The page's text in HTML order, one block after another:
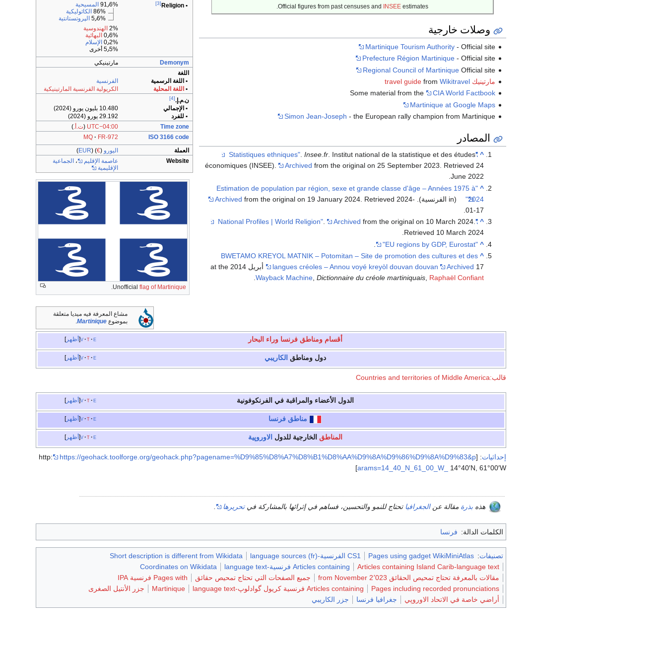
• Religion
[3] 91٫6% المسيحية
86% الكاثوليكية
5٫6% الپروتستانتية
2% الهندوسية
0٫6% البهائية
0٫2% الإسلام
5٫5% أخرى
Demonym
مارتينيكي
اللغة
• اللغة الرسمية
الفرنسية
• اللغة المحلية
الكريولية الفرنسية المارتينيكية
ن.م.إ.[4]
• الإجمالي
10.480 بليون يورو (2024)
• للفرد
29.192 يورو (2024)
Time zone
UTC−04:00
(ت.أ.)
ISO 3166 code
MQ
FR-972
العملة
اليورو (
€
) (
EUR
)
Website
عاصمة الإقليم ، الجماعية
الإقليمية
Official figures from past censuses and INSEE estimates.
وصلات خارجية
Unofficial flag of Martinique
.
مشاع المعرفة فيه ميديا متعلقة
بموضوعMartinique
Martinique Tourism Authority- Official site
Prefecture Région Martinique- Official site
Regional Council of MartiniqueOfficial site
مارتينيك travel guide
from Wikitravel
Some material from the
CIA World Factbook
Martinique at Google Maps
Simon Jean-Joseph - the European rally champion from Martinique
المصادر
^
"Statistiques ethniques"
.Insee.fr. Institut national de la statistique et des études
économiques (INSEE).
Archived from the original on 25 September 2023. Retrieved24
June 2022
.
^
"Estimation de population par région, sexe et grande classe d'âge – Années 1975 à
2024"
(in الفرنسية). Archived from the original on 19 January 2024 . Retrieved 2024-
01-17
.
^
"National Profiles | World Religion"
Archived from the original on 10 March 2024 .
Retrieved 10 March 2024
^
"EU regions by GDP, Eurostat"
^
BWETAMO KREYOL MATNIK – Potomitan – Site de promotion des cultures et des
langues créoles – Annou voyé kreyòl douvan douvan
Archived 17 أبريل 2014 at the
Wayback Machine ,Dictionnaire du créole martiniquais Raphaël Confiant
.
أظهر v t e أقسام ومناطق فرنسا وراء البحار
أظهر v t e دول ومناطق الكاريبي
قالب:Countries and territories of Middle America
أظهر v t e الدول الأعضاء والمراقبة في الفرنكوفونية
أظهر v t e مناطق فرنسا
أظهر v t e المناطق الخارجية للدول الاوروپية
إحداثيات:
[http:
https://geohack.toolforge.org/geohack.php?pagename=%D9%85%D8%A7%D8%B1%D8%AA%D9%8A%D9%86%D9%8A%D9%83&p
arams=14_40_N_61_00_W_
14°40′N, 61°00′W
]
هذه بذرة مقالة عنالجغرافيا تحتاج للنمو والتحسين، فساهم في إثرائها بالمشاركة فيتحريرها
الكلمات الدالة: فرنسا
تصنيفات:
Pages using gadget WikiMiniAtlas CS1 الفرنسية-language sources (fr)
Short description is different from Wikidata
Articles containing Island Carib-language text
Articles containing فرنسية-language text
Coordinates on Wikidata
مقالات بالمعرفة تحتاج تمحيص الحقائق from November 2٬023
جميع الصفحات التي تحتاج تمحيص حقائق
Pages with فرنسية IPA
Pages including recorded pronunciations
Articles containing فرنسية كريول گوادلوپ-language text Martinique
جزر الأنتيل الصغرى
أراضي خاصة في الاتحاد الاوروپي
جغرافيا فرنسا جزر الكاريبي